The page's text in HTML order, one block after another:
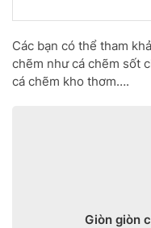
Các bạn có thể tham
chẽm như cá chẽm sốt
cá chẽm kho thơm….
Giòn giòn